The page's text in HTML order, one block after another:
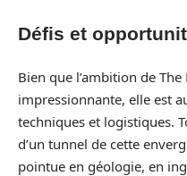
Défis et
Bien que l’ambition de
impressionnante, elle est
techniques et logistiques.
d’un tunnel de cette
pointue en géologie, en